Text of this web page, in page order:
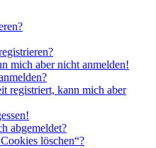
mich aber nicht anmelden!
registriert, kann mich aber
abgemeldet?
löschen“?